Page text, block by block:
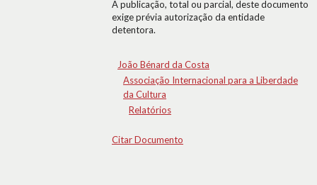
A publicação, total ou parcial, deste documento
exige prévia autorização da entidade
detentora.
João Bénard da Costa
Associação Internacional para a Liberdade
da Cultura
Relatórios
Citar Documento